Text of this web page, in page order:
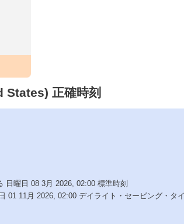
正確時刻
日曜日 08 3月 2026, 02:00 標準時刻
01 11月 2026, 02:00 デイライト・セービング・タ